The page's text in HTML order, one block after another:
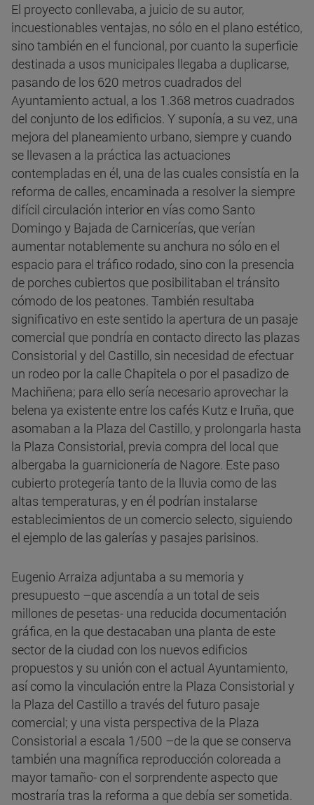
El proyecto conllevaba, a juicio de su autor,
incuestionables ventajas, no sólo en el plano estético,
sino también en el funcional, por cuanto la superficie
destinada a usos municipales llegaba a duplicarse,
pasando de los 620 metros cuadrados del
Ayuntamiento actual, a los 1.368 metros cuadrados
del conjunto de los edificios. Y suponía, a su vez, una
mejora del planeamiento urbano, siempre y cuando
se llevasen a la práctica las actuaciones
contempladas en él, una de las cuales consistía en la
reforma de calles, encaminada a resolver la siempre
difícil circulación interior en vías como Santo
Domingo y Bajada de Carnicerías, que verían
aumentar notablemente su anchura no sólo en el
espacio para el tráfico rodado, sino con la presencia
de porches cubiertos que posibilitaban el tránsito
cómodo de los peatones. También resultaba
significativo en este sentido la apertura de un pasaje
comercial que pondría en contacto directo las plazas
Consistorial y del Castillo, sin necesidad de efectuar
un rodeo por la calle Chapitela o por el pasadizo de
Machiñena; para ello sería necesario aprovechar la
belena ya existente entre los cafés Kutz e Iruña, que
asomaban a la Plaza del Castillo, y prolongarla hasta
la Plaza Consistorial, previa compra del local que
albergaba la guarnicionería de Nagore. Este paso
cubierto protegería tanto de la lluvia como de las
altas temperaturas, y en él podrían instalarse
establecimientos de un comercio selecto, siguiendo
el ejemplo de las galerías y pasajes parisinos.
Eugenio Arraiza adjuntaba a su memoria y
presupuesto –que ascendía a un total de seis
millones de pesetas- una reducida documentación
gráfica, en la que destacaban una planta de este
sector de la ciudad con los nuevos edificios
propuestos y su unión con el actual Ayuntamiento,
así como la vinculación entre la Plaza Consistorial y
la Plaza del Castillo a través del futuro pasaje
comercial; y una vista perspectiva de la Plaza
Consistorial a escala 1/500 –de la que se conserva
también una magnífica reproducción coloreada a
mayor tamaño- con el sorprendente aspecto que
mostraría tras la reforma a que debía ser sometida.